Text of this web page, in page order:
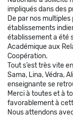
impliqués dans des
De par nos
établissements
établissement a été
Académique aux
Coopération.
Tout s’est très vite
Sama, Lina, Védra,
enseignante se
Merci à toutes et à
favorablement à
Nous attendons